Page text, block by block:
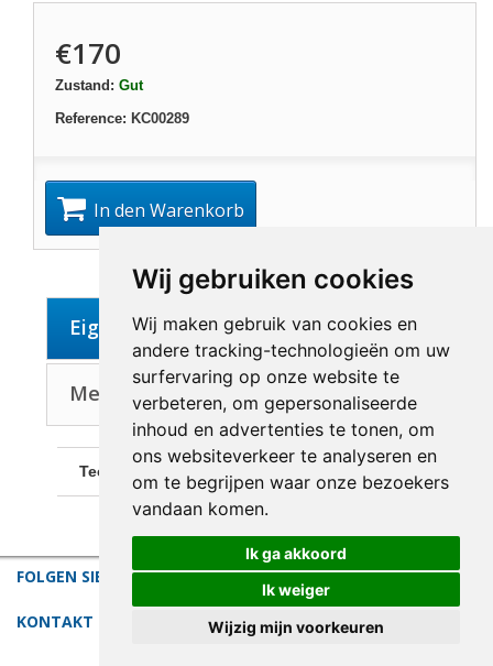
Wij gebruiken cookies
Wij maken gebruik van cookies en
andere tracking-technologieën om uw
surfervaring op onze website te
verbeteren, om gepersonaliseerde
inhoud en advertenties te tonen, om
ons websiteverkeer te analyseren en
om te begrijpen waar onze bezoekers
vandaan komen.
Ik ga akkoord
Ik weiger
Wijzig mijn voorkeuren
€170
Zustand: Gut
Reference: KC00289
In den Warenkorb
Eigenschaften
Mehr über Künstler: Calder, Alexander
Technik:
FOLGEN SIE UNS
KONTAKT